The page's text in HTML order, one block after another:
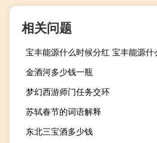
相关问题
宝丰能源什么时候分红 宝丰能源什
金酒河多少钱一瓶
梦幻西游师门任务交环
苏轼春节的词语解释
东北三宝酒多少钱